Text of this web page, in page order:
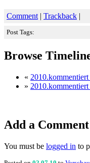
Comment | Trackback |
Post Tags:
Browse
«
»
Add a Comment
You must be logged in to